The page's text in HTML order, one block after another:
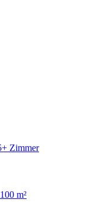
Zimmer
m²